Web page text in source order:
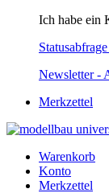
Ich habe ein
Newsletter -
Merkzettel
Warenkorb
Konto
Merkzettel